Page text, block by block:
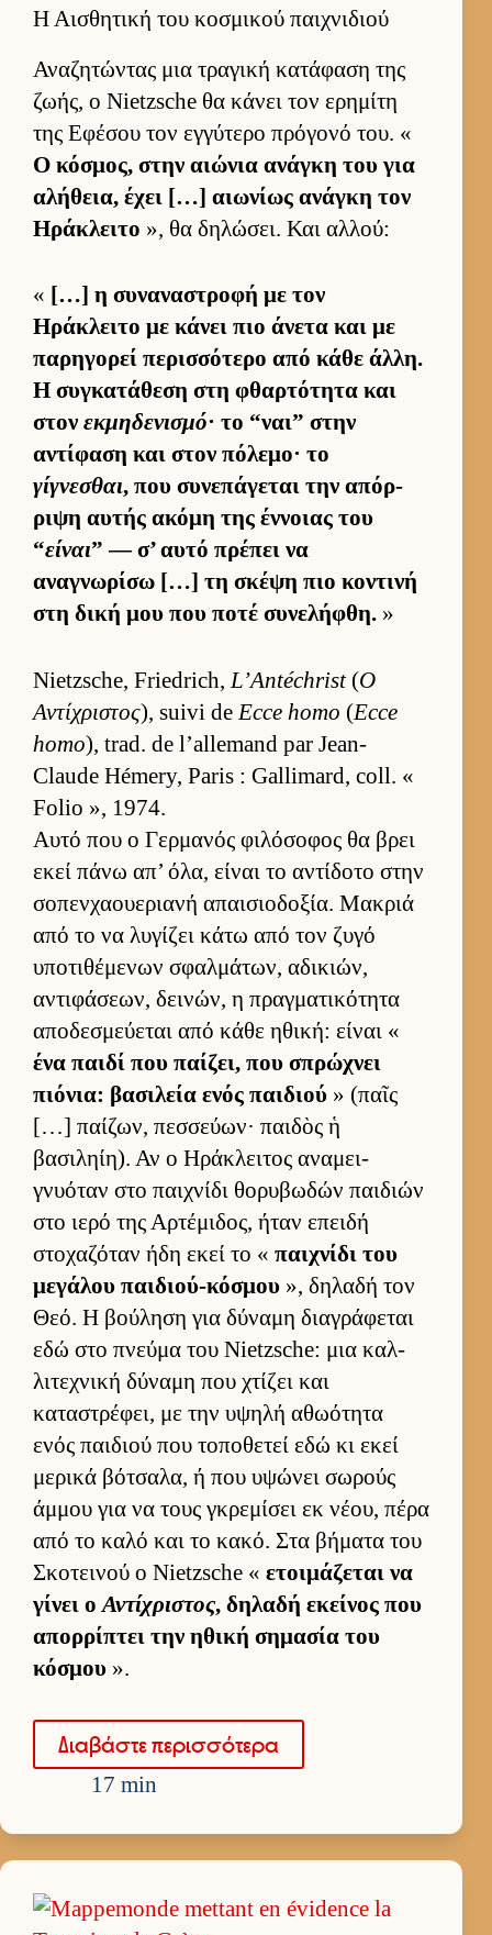
Η Αισθητική του κοσμικού παιχνιδιού
Αναζητώντας μια τραγική κατάφαση της
ζωής, ο Nietzsche θα κάνει τον ερημίτη
της Εφέσου τον εγ­γύτερο πρόγονό του. «
Ο κόσμος, στην αιώνια ανάγκη του για
αλήθεια, έχει […] αιω­νίως ανάγκη τον
Ηράκλειτο », θα δηλώσει. Και αλ­λού:
« […] η συναναστροφή με τον
Ηράκλειτο με κάνει πιο άνετα και με
παρηγορεί περισ­σότερο από κάθε άλ­λη.
Η συγκατάθεση στη φθαρ­τότητα και
στον εκμηδενισμό· το “ναι” στην
αντίφαση και στον πόλεμο· το
γίγνεσθαι, που συνεπάγεται την απόρ­
ριψη αυ­τής ακόμη της έν­νοιας του
“είναι” — σ’ αυτό πρέπει να
αναγνωρίσω […] τη σκέψη πιο κοντινή
στη δική μου που ποτέ συνελήφθη. »
Nietzsche, Friedrich,L’Antéchrist(Ο
Αντίχριστος), suivi deEcce homo (Ecce
homo), trad. de l’allemand par Jean-
Claude Hémery, Paris : Gallimard, coll. «
Folio », 1974.
Αυτό που ο Γερ­μανός φιλόσοφος θα βρει
εκεί πάνω απ’ όλα, εί­ναι το αντίδοτο στην
σοπεν­χαου­εριανή απαι­σιο­δοξία. Μακριά
από το να λυγίζει κάτω από τον ζυγό
υποτιθέμενων σφαλ­μάτων, αδικιών,
αντιφάσεων, δει­νών, η πραγ­ματικότητα
αποδεσμεύ­εται από κάθε ηθική: εί­ναι «
ένα παιδί που παί­ζει, που σπρώχνει
πιόνια: βασιλεία ενός παι­διού » (παῖς
[…] παί­ζων, πεσ­σεύ­ων· παι­δὸς ἡ
βασιληίη). Αν ο Ηράκλει­τος αναμει­
γνυόταν στο παι­χνίδι θορυβωδών παι­διών
στο ιερό της Αρ­τέμιδος, ήταν επειδή
στοχαζόταν ήδη εκεί το « παι­χνίδι του
μεγάλου παι­διού-κόσμου », δηλαδή τον
Θεό. Η βού­ληση για δύναμη δια­γράφεται
εδώ στο πνεύμα του Nietzsche: μια καλ­
λιτεχνική δύναμη που χτίζει και
καταστρέφει, με την υψηλή αθωότητα
ενός παι­διού που τοποθετεί εδώ κι εκεί
μερικά βότσαλα, ή που υψώνει σωρούς
άμ­μου για να τους γκρεμίσει εκ νέου, πέρα
από το καλό και το κακό. Στα βήματα του
Σκοτει­νού ο Nietzsche « ετοι­μάζεται να
γίνει οΑντίχριστος, δηλαδή εκεί­νος που
απορ­ρίπτει την ηθική σημασία του
κόσμου ».
Δια­βάστε περισ­σότερα
17 min